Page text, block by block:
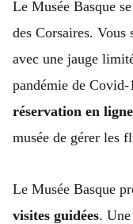
Le Musée Basque
des Corsaires. Vous
avec une jauge
pandémie de
réservation en
musée de gérer les
Le Musée Basque
visites guidées.